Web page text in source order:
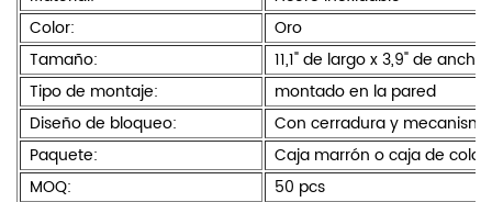
Color:
Oro
Tamaño:
11,1" de largo x 3,9" de
Tipo de montaje:
montado en la pared
Diseño de bloqueo:
Con cerradura y
Paquete:
Caja marrón o caja de color
MOQ:
50 pcs